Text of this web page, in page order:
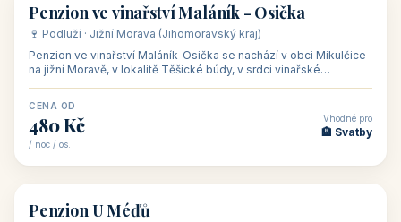
🏡 penzion
Penzion ve vinařství Maláník - Osička
🍷 Podluží · Jižní Morava (Jihomoravský kraj)
Penzion ve vinařství Maláník-Osička se nachází v obci Mikulčice
na jižní Moravě, v lokalitě Těšické búdy, v srdci vinařské
CENA OD
480 Kč
/ noc / os.
Vhodné pro
🏨 Svatby
🏡 penzion
Penzion U Méďů